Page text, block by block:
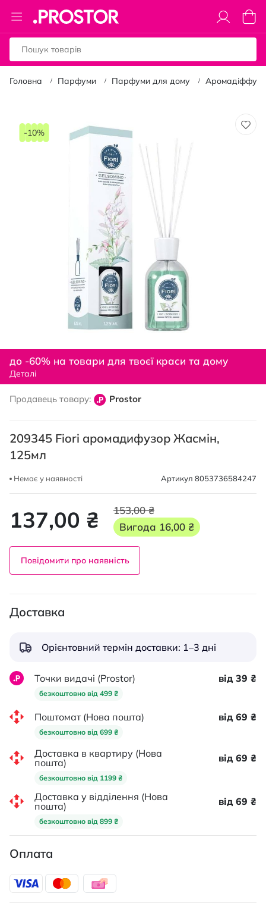
Toggle
Nav
Кошик
Головна Парфуми Парфуми для дому
кінця
-10%
початку
галереї
до -60% на товари для твоєї краси та дому
Деталі
Продавець товару: Prostor
209345 Fiori аромадифузор Жасмін,
125мл
Немає у наявності Артикул 8053736584247
137,00 ₴
153,00 ₴
Вигода 16,00 ₴
Повідомити про наявність
Доставка
Орієнтовний термін доставки: 1–3 дні
Точки видачі (Prostor)
безкоштовно від 499 ₴
від 39 ₴
Поштомат (Нова пошта)
безкоштовно від 699 ₴
від 69 ₴
Доставка в квартиру (Нова
пошта)
безкоштовно від 1199 ₴
від 69 ₴
Доставка у відділення (Нова
пошта)
безкоштовно від 899 ₴
від 69 ₴
Оплата